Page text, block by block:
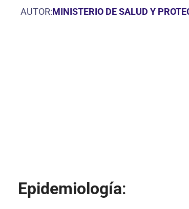
AUTOR:MINISTERIO DE SALUD Y
Epidemiología: